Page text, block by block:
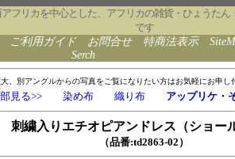
フリカを中心とした、アフリカの雑貨・ひょうた
です
ご利用ガイド お問合せ 特商法表示
Serch
、別アングルからの写真をご覧になりたい方はお気軽にお申し
見る>> 染め布 織り布 アップリケ・
刺繍入りエチオピアンドレス（ショー
（品番:td2863-02）